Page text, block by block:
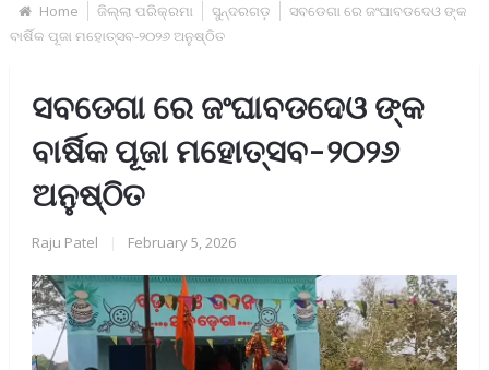
Home ଜିଲ୍ଲା ପରିକ୍ରମା ସୁନ୍ଦରଗଡ଼
ସବଡେଗା ରେ ଜଂଘାବଡଦେଓ ଙ୍କ
ବାର୍ଷିକ ପୂଜା ମହୋତ୍ସବ-୨୦୨୬ ଅନୁଷ୍ଠିତ
ସବଡେଗା ରେ ଜଂଘାବଡଦେଓ ଙ୍କ
ବାର୍ଷିକ ପୂଜା ମହୋତ୍ସବ-୨୦୨୬
ଅନୁଷ୍ଠିତ
Raju Patel February 5, 2026